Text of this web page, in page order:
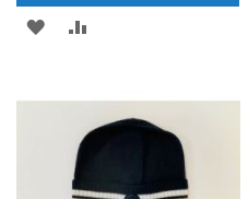
ZUR
HINZUFÜGEN
HINZUFÜGEN